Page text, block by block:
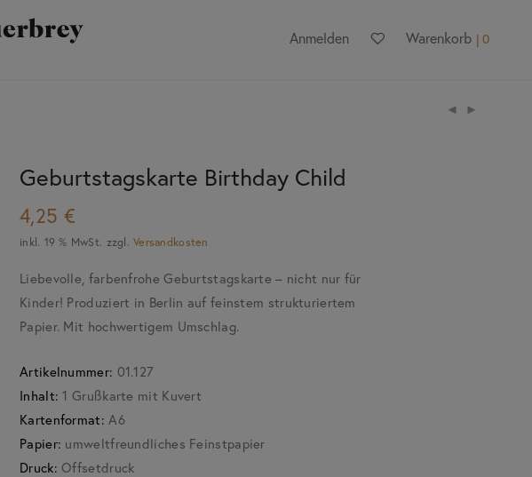
Anmelden Warenkorb 0
Geburtstagskarte Birthday Child
4,25 €
inkl. 19 % MwSt. zzgl.Versandkosten
Liebevolle, farbenfrohe Geburtstagskarte – nicht nur für
Kinder! Produziert in Berlin auf feinstem strukturiertem
Papier. Mit hochwertigem Umschlag.
Artikelnummer: 01.127
Inhalt: 1 Grußkarte mit Kuvert
Kartenformat: A6
Papier: umweltfreundliches Feinstpapier
Druck: Offsetdruck